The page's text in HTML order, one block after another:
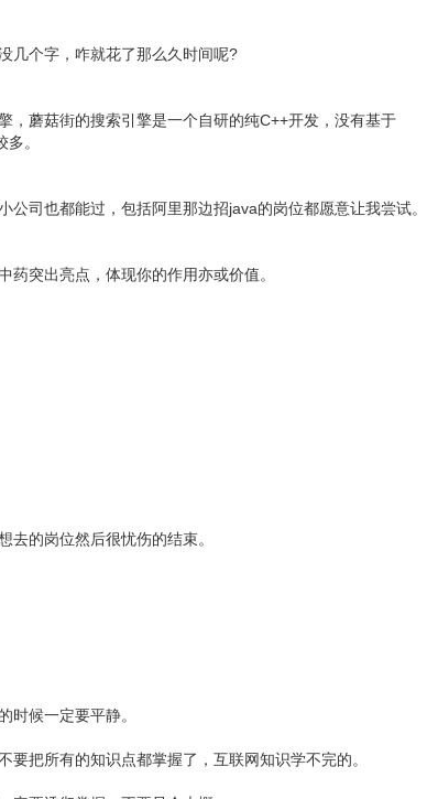
几个字，咋就花了那么久时间呢?
，蘑菇街的搜索引擎是一个自研的纯C++开发，没有基于
。
司也都能过，包括阿里那边招java的岗位都愿意让我尝试
突出亮点，体现你的作用亦或价值。
的岗位然后很忧伤的结束。
时候一定要平静。
把所有的知识点都掌握了，互联网知识学不完的。